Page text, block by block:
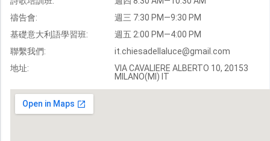
聖經金句
教會事工 志愿者招募
禱告會:
基礎意大利語學習班:
聯繫我們:
地址:
週三 7:30 PM—9:30 PM
週五 2:00 PM—4:00 PM
it.chiesadellaluce@gmail.com
VIA CAVALIERE ALBERTO 10, 20153
MILANO(MI) IT